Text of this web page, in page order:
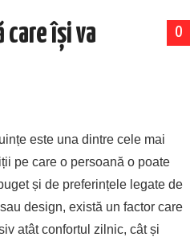
0
își va
este una dintre cele mai
pe care o persoană o poate
și de preferințele legate de
design, există un factor care
atât confortul zilnic, cât și